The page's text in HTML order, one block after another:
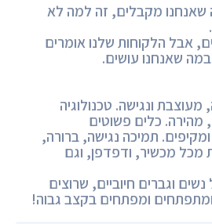
שאנחנו מקבלים, זה למה לא
אבל הלקוחות שלנו אומרים
שאנחנו עושים.
ונגישה. טכנולוגיה
מהירה. כלים פשוטים
תמיכה נגישה, ברורה,
מכל מכשיר, ודפדפן, וגם
וגברים חיוביים, שרוצים
ומפתחים בקצב גבוה!